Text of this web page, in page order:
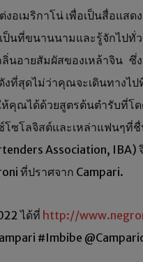
อเมริกาโน่ เพื่อเป็นสื่อแส
ป็นที่ขนานนามและรู้จักไปทั่
นอายสัมผัสของเหล้าจิน ซึ่
งที่สุดไม่ว่าคุณจะเดินทาง
คุณได้ด้วยสูตรต้นตำรับที่โด
ซโลจิสต์และเหล่าแฟนๆที่
Association, IBA)
ที่ปราศจาก Campari.
ได้ที่ http://
#Imbibe